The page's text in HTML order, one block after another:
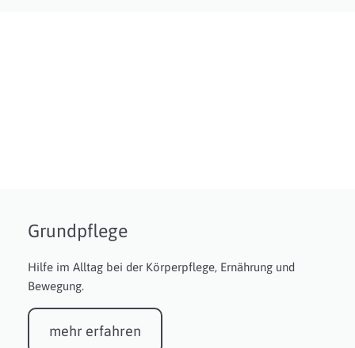
Grundpflege
Hilfe im Alltag bei der Körperpflege, Ernährung und
Bewegung.
mehr erfahren